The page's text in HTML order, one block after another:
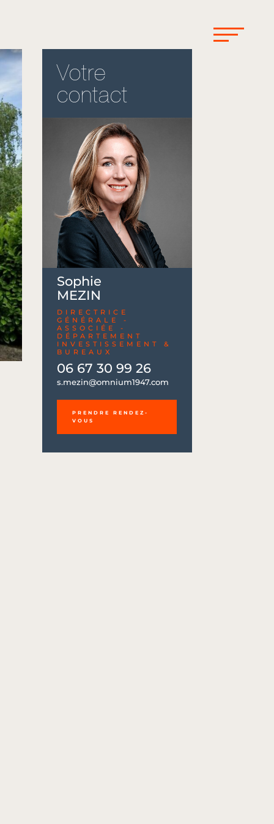
Votre
contact
Sophie
MEZIN
DIRECTRICE
GÉNÉRALE -
ASSOCIÉE -
DÉPARTEMENT
INVESTISSEMENT &
BUREAUX
06 67 30 99 26
s.mezin@omnium1947.com
06 67 30 99 26
s.mezin@omnium1947.com
PRENDRE RENDEZ-
VOUS